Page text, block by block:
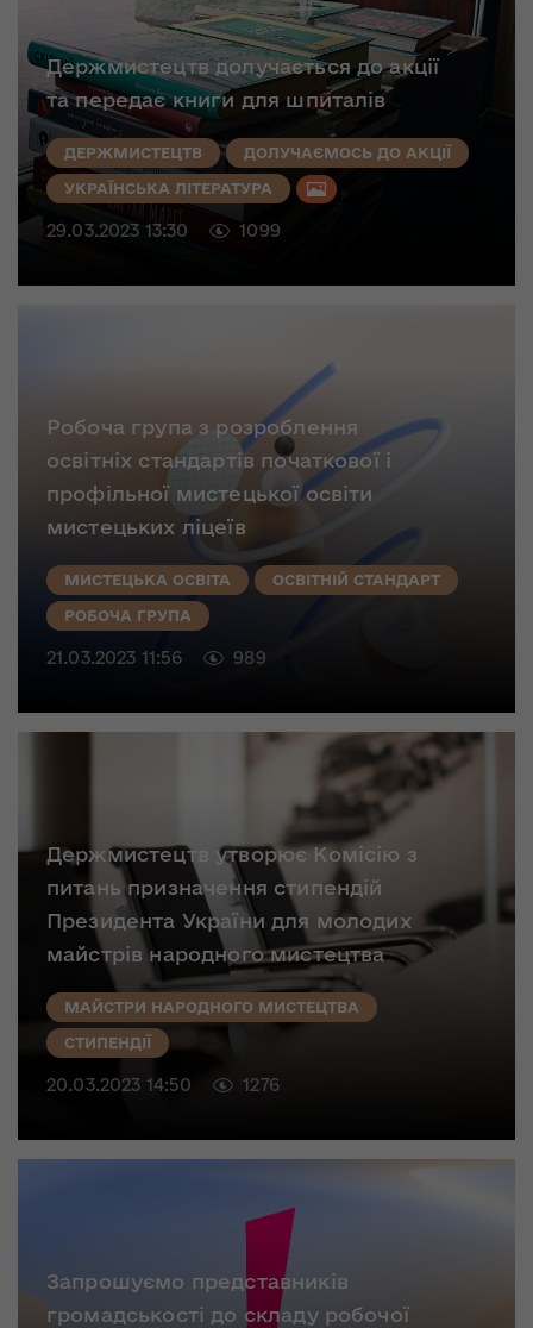
Держмистецтв долучається до акції
та передає книги для шпиталів
ДЕРЖМИСТЕЦТВ ДОЛУЧАЄМОСЬ ДО АКЦІЇ
УКРАЇНСЬКА ЛІТЕРАТУРА
29.03.2023 13:30 1099
Робоча група з розроблення
освітніх стандартів початкової і
профільної мистецької освіти
мистецьких ліцеїв
МИСТЕЦЬКА ОСВІТА ОСВІТНІЙ СТАНДАРТ
РОБОЧА ГРУПА
21.03.2023 11:56 989
Держмистецтв утворює Комісію з
питань призначення стипендій
Президента України для молодих
майстрів народного мистецтва
МАЙСТРИ НАРОДНОГО МИСТЕЦТВА
СТИПЕНДІЇ
20.03.2023 14:50 1276
Запрошуємо представників
громадськості до складу робочої